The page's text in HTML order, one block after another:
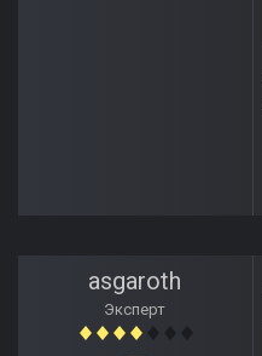
asgaroth
Эксперт